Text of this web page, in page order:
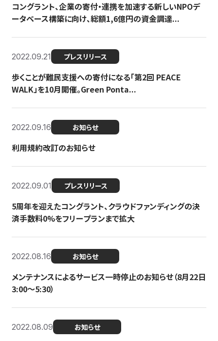
コングラント、企業の寄付・連携を加速する新しいNPOデ
ータベース構築に向け、総額1,6億円の資金調達...
2022.09.21 プレスリリース
歩くことが難民支援への寄付になる「第2回 PEACE
WALK」を10月開催。Green Ponta...
2022.09.16 お知らせ
利用規約改訂のお知らせ
2022.09.01 プレスリリース
5周年を迎えたコングラント、クラウドファンディングの決
済手数料0%をフリープランまで拡大
2022.08.16 お知らせ
メンテナンスによるサービス一時停止のお知らせ（8月22日
3:00〜5:30）
2022.08.09 お知らせ